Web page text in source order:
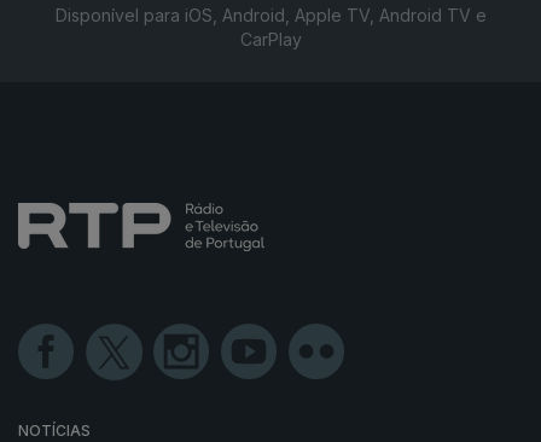
Disponível para iOS, Android, Apple TV, Android TV e
CarPlay
NOTÍCIAS